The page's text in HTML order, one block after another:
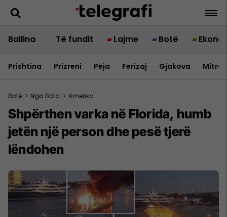
Ballina Të fundit Lajme Botë
Prishtina Prizreni Peja Ferizaj Gjakova
Botë > Nga Bota > Amerika
Shpërthen varka në Florida, humb
jetën një person dhe pesë tjerë
lëndohen